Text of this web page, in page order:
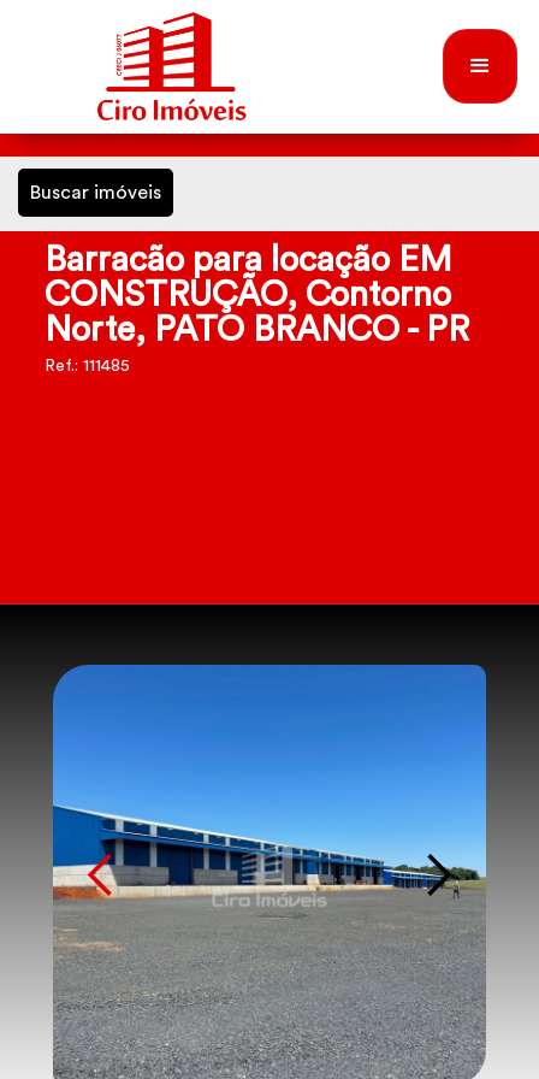
Buscar imóveis
Barracão para locação EM
CONSTRUÇÃO, Contorno
Norte, PATO BRANCO - PR
Ref.: 111485